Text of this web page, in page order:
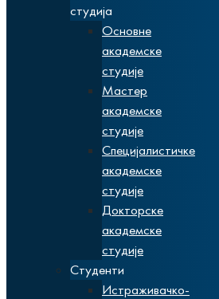
студија
Основне
академске
студије
Мастер
академске
студије
Специјалистичке
академске
студије
Докторске
академске
студије
Студенти
Истраживачко-